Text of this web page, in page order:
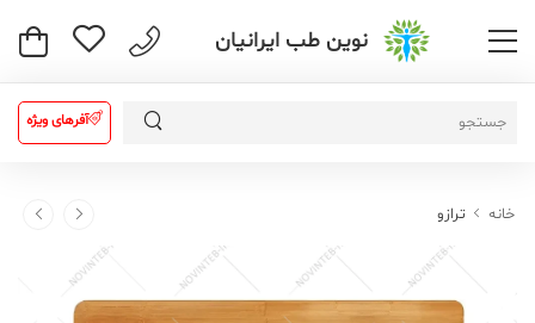
نوین طب ایرانیان
آفرهای ویژه
خانه ترازو